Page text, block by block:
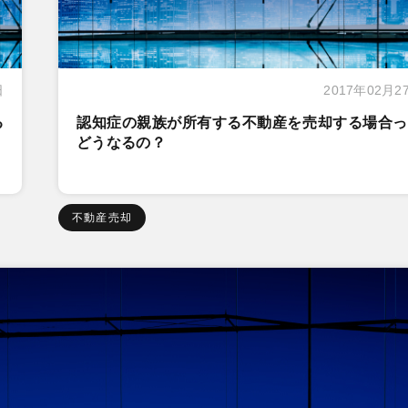
2017年02月
認知症の親族が所有する不動産を売却する場合
どうなるの？
不動産売却